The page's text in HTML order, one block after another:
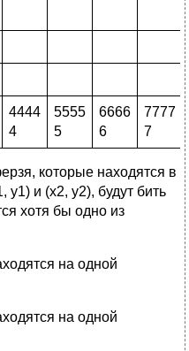
4444
4
5555
5
6666
6
7777
7
которые находятся в
y1) и (x2, y2), будут бить
хотя бы одно из
на одной
на одной